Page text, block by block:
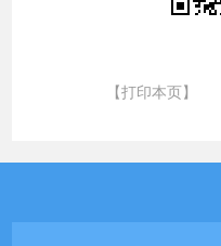
【打印本页】